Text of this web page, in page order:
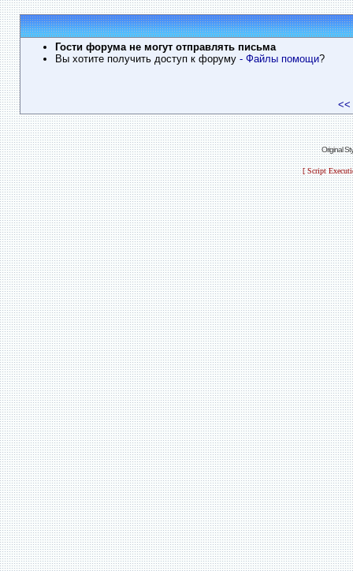
Гости форума не могут отправлять письма
Вы хотите получить доступ к форуму - Файлы помощи?
<<
Original
[ Script